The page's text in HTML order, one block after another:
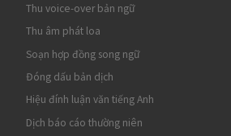
Thu voice-over bản ngữ
Thu âm phát loa
Soạn hợp đồng song ngữ
Đóng dấu bản dịch
Hiệu đính luận văn tiếng Anh
Dịch báo cáo thường niên